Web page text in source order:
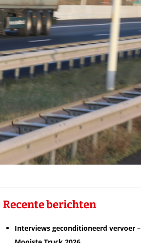
Recente berichten
Interviews geconditioneerd vervoer –